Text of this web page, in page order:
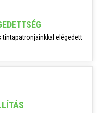
tintapatronjainkkal elégedett